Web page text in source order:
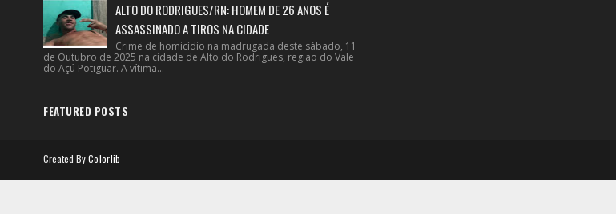
ALTO DO RODRIGUES/RN: HOMEM DE 26 ANOS É
ASSASSINADO A TIROS NA CIDADE
Crime de homicídio na madrugada deste sábado, 11
de Outubro de 2025 na cidade de Alto do Rodrigues, regiao do Vale
do Açú Potiguar. A vítima...
FEATURED POSTS
Created ByColorlib